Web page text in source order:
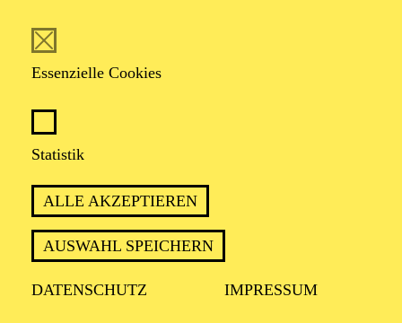
Essenzielle Cookies
Statistik
ALLE AKZEPTIEREN
AUSWAHL SPEICHERN
DATENSCHUTZ IMPRESSUM
ARGENTINO IN SEINER GANZEN
VIELFALT UND SINNLICHKEIT
KENNEN!